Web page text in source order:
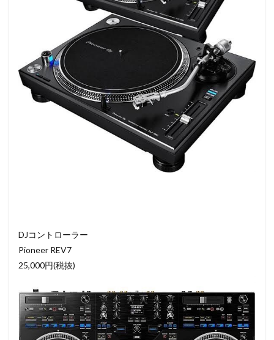
DJコントローラー
Pioneer REV7
25,000円(税抜)